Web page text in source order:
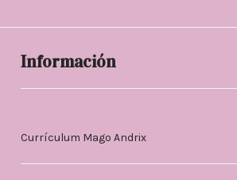
Información
Currículum Mago Andrix